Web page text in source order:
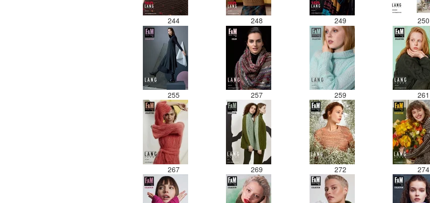
244 248 249 250
255 257 259 261
267 269 272 274